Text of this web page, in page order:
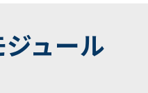
ュール